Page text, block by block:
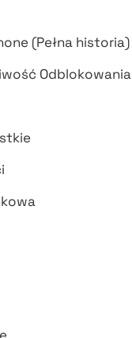
(Pełna historia)
Odblokowania